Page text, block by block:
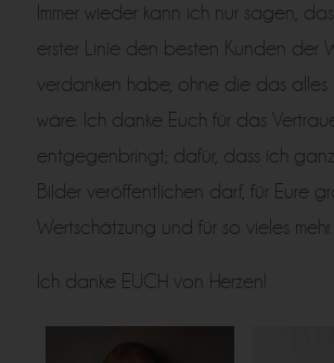
Immer wieder kann ich nur sagen,
erster Linie den besten Kunden der
verdanken habe, ohne die das alles
wäre. Ich danke Euch für das
entgegenbringt; dafür, dass ich
Bilder veröffentlichen darf, für Eure
Wertschätzung und für so vieles mehr.
Ich danke EUCH von Herzen!